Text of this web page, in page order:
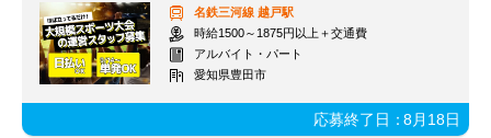
名鉄三河線 越戸駅
時給1500～1875円以上＋交通費
アルバイト・パート
愛知県豊田市
応募終了日：8月18日